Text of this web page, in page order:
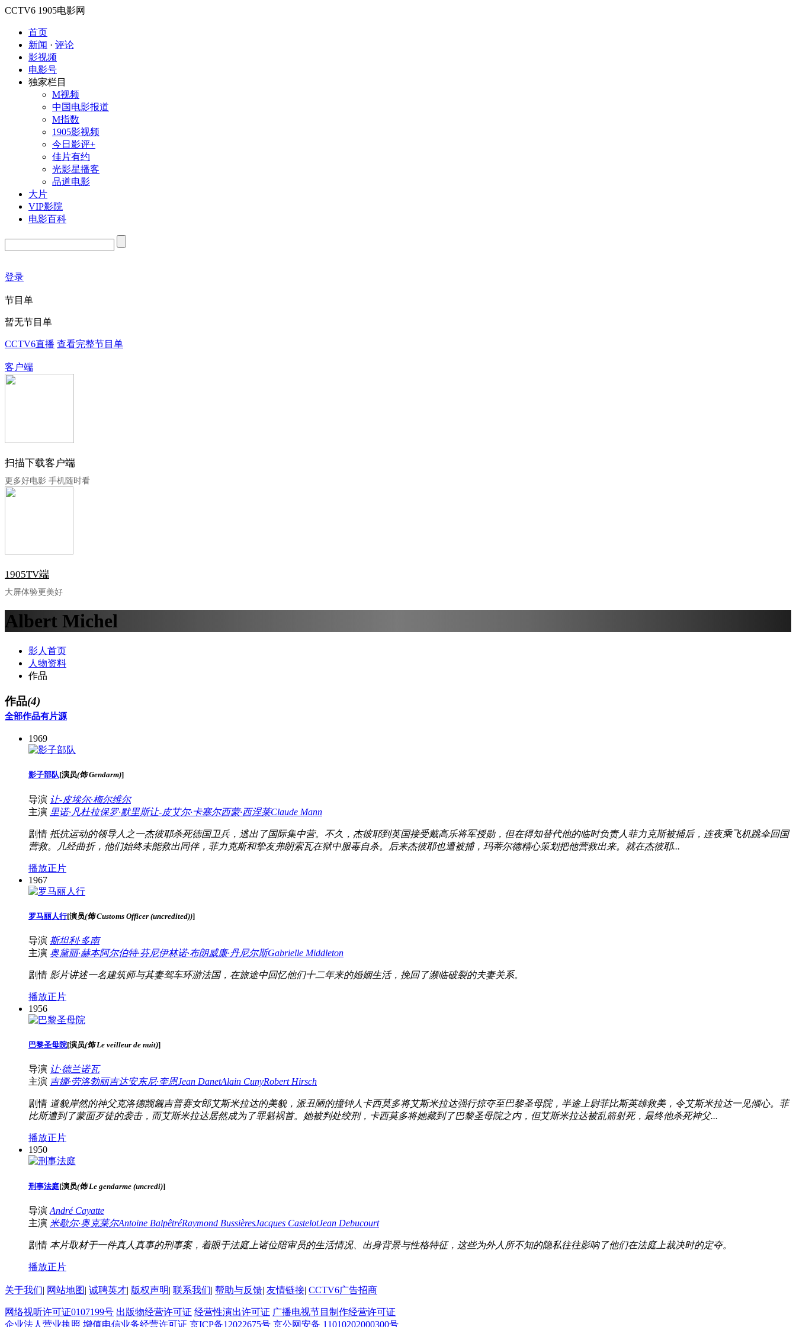
CCTV6 1905电影网
首页
新闻 · 评论
影视频
电影号
独家栏目
M视频
中国电影报道
M指数
1905影视频
今日影评+
佳片有约
光影星播客
品道电影
大片
VIP影院
电影百科
登录
节目单
暂无节目单
CCTV6直播 查看完整节目单
客户端
扫描下载客户端
更多好电影 手机随时看
1905TV端
大屏体验更美好
Albert Michel
影人首页
人物资料
作品
作品(4)
全部作品有片源
1969
影子部队[演员(饰 Gendarm)]
导演 让-皮埃尔·梅尔维尔
主演 里诺·凡杜拉保罗·默里斯让-皮艾尔·卡塞尔西蒙·西涅莱Claude Mann
剧情 抵抗运动的领导人之一杰彼耶杀死德国卫兵，逃出了国际集中营。不久，杰彼耶到英国接受戴高乐将军授勋，但在得知替代他的临时负责人菲力克斯被捕后，连夜乘飞机跳伞回国
营救。几经曲折，他们始终未能救出同伴，菲力克斯和挚友弗朗索瓦在狱中服毒自杀。后来杰彼耶也遭被捕，玛蒂尔德精心策划把他营救出来。就在杰彼耶...
播放正片
1967
罗马丽人行[演员(饰 Customs Officer (uncredited))]
导演 斯坦利·多南
主演 奥黛丽·赫本阿尔伯特·芬尼伊林诺·布朗威廉·丹尼尔斯Gabrielle Middleton
剧情 影片讲述一名建筑师与其妻驾车环游法国，在旅途中回忆他们十二年来的婚姻生活，挽回了濒临破裂的夫妻关系。
播放正片
1956
巴黎圣母院[演员(饰 Le veilleur de nuit)]
导演 让·德兰诺瓦
主演 吉娜·劳洛勃丽吉达安东尼·奎恩Jean DanetAlain CunyRobert Hirsch
剧情 道貌岸然的神父克洛德觊觎吉普赛女郎艾斯米拉达的美貌，派丑陋的撞钟人卡西莫多将艾斯米拉达强行掠夺至巴黎圣母院，半途上尉菲比斯英雄救美，令艾斯米拉达一见倾心。菲
比斯遭到了蒙面歹徒的袭击，而艾斯米拉达居然成为了罪魁祸首。她被判处绞刑，卡西莫多将她藏到了巴黎圣母院之内，但艾斯米拉达被乱箭射死，最终他杀死神父...
播放正片
1950
刑事法庭[演员(饰 Le gendarme (uncredi)]
导演 André Cayatte
主演 米歇尔·奥克莱尔Antoine BalpêtréRaymond BussièresJacques CastelotJean Debucourt
剧情 本片取材于一件真人真事的刑事案，着眼于法庭上诸位陪审员的生活情况、出身背景与性格特征，这些为外人所不知的隐私往往影响了他们在法庭上裁决时的定夺。
播放正片
关于我们| 网站地图| 诚聘英才| 版权声明| 联系我们| 帮助与反馈| 友情链接| CCTV6广告招商
网络视听许可证0107199号 出版物经营许可证 经营性演出许可证 广播电视节目制作经营许可证
企业法人营业执照 增值电信业务经营许可证 京ICP备12022675号 京公网安备 11010202000300号